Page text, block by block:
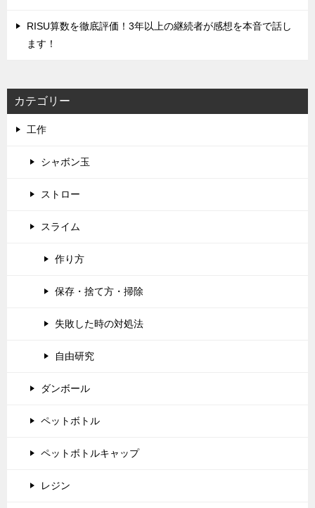
RISU算数を徹底評価！‌3年以上の継続者が感想を本音で話し
ます！
カテゴリー
工作
シャボン玉
ストロー
スライム
作り方
保存・捨て方・掃除
失敗した時の対処法
自由研究
ダンボール
ペットボトル
ペットボトルキャップ
レジン